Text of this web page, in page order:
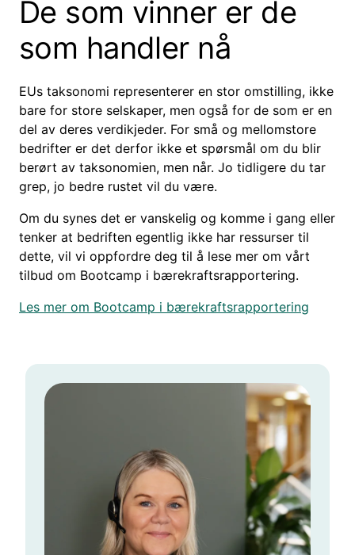
De som vinner er de
som handler nå
EUs taksonomi representerer en stor omstilling, ikke
bare for store selskaper, men også for de som er en
del av deres verdikjeder. For små og mellomstore
bedrifter er det derfor ikke et spørsmål om du blir
berørt av taksonomien, men når. Jo tidligere du tar
grep, jo bedre rustet vil du være.
Om du synes det er vanskelig og komme i gang eller
tenker at bedriften egentlig ikke har ressurser til
dette, vil vi oppfordre deg til å lese mer om vårt
tilbud om Bootcamp i bærekraftsrapportering.
Les mer om Bootcamp i bærekraftsrapportering